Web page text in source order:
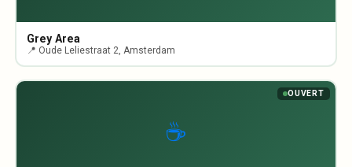
Grey Area
📍 Oude Leliestraat 2, Amsterdam
☕
OUVERT